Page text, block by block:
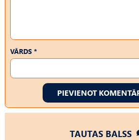
VĀRDS *
PIEVIENOT
TAUTAS BALSS